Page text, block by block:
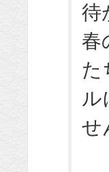
待
春
た
ル
せ